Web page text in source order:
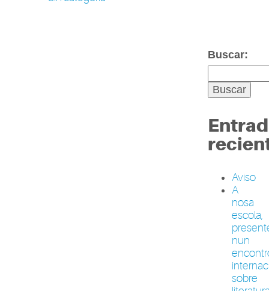
Buscar:
Aviso
A
nosa
escola,
nun
sobre